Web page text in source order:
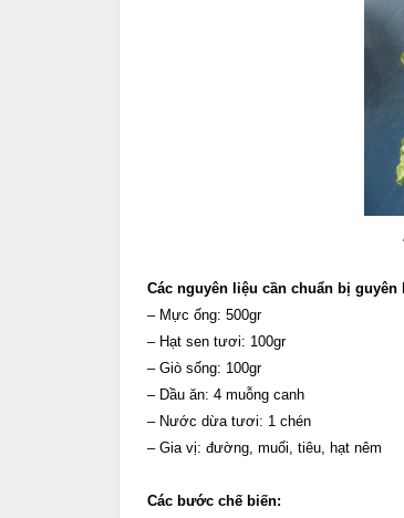
Các nguyên liệu cần chuẩn bị guyên
– Mực ống: 500gr
– Hạt sen tươi: 100gr
– Giò sống: 100gr
– Dầu ăn: 4 muỗng canh
– Nước dừa tươi: 1 chén
– Gia vị: đường, muối, tiêu, hạt nêm
Các bước chế biến: